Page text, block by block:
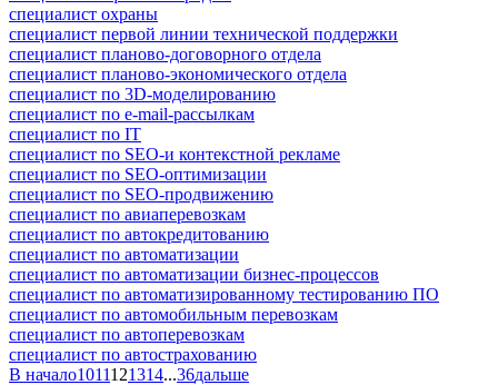
специалист охраны
специалист первой линии технической поддержки
специалист планово-договорного отдела
специалист планово-экономического отдела
специалист по 3D-моделированию
специалист по e-mail-рассылкам
специалист по IT
специалист по SEO-и контекстной рекламе
специалист по SEO-оптимизации
специалист по SEO-продвижению
специалист по авиаперевозкам
специалист по автокредитованию
специалист по автоматизации
специалист по автоматизации бизнес-процессов
специалист по автоматизированному тестированию ПО
специалист по автомобильным перевозкам
специалист по автоперевозкам
специалист по автострахованию
В начало1011121314...36дальше